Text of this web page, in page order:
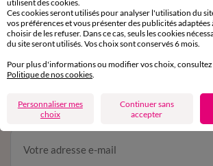
de 8h00 à 20h00 du lundi au samedi
11€ Offerts
en vous inscrivant à la
dès 20€ d’achat
conditions dans votre email de
utilisent des cookies.
Ces cookies seront utilisés pour analyser l'utilisation du
vos préférences et vous présenter des publicités adaptées
choisir de les refuser. Dans ce cas, seuls les cookies
du site seront utilisés. Vos choix sont conservés 6 mois.
Pour plus d'informations ou modifier vos choix, consultez
Politique de nos cookies.
Personnaliser mes
choix
Continuer sans
accepter